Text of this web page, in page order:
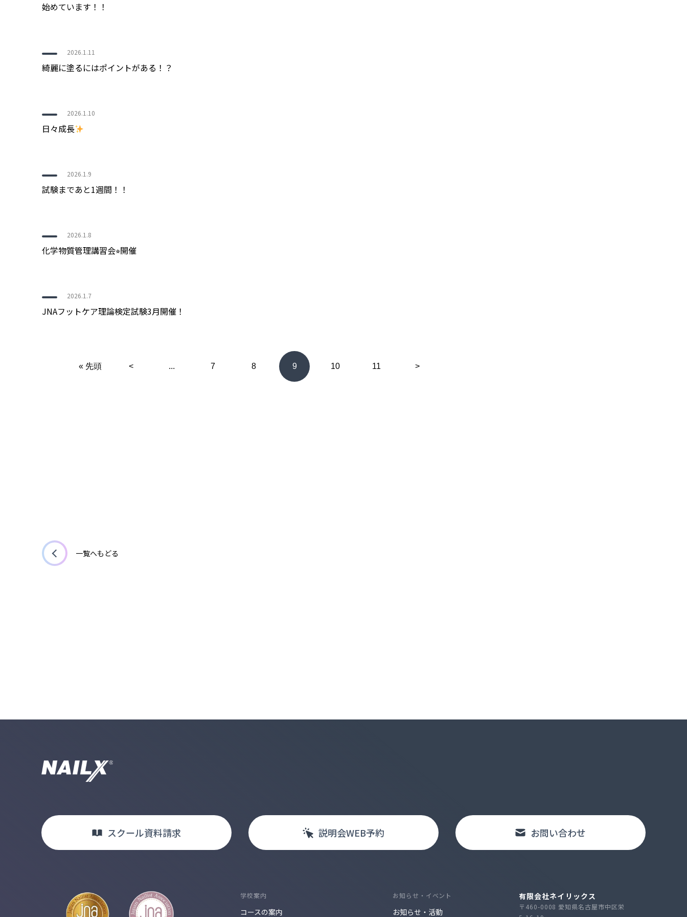
始めています！！
2026.1.11
綺麗に塗るにはポイントがある！？
2026.1.10
日々成長
2026.1.9
試験まであと1週間！！
2026.1.8
化学物質管理講習会⭐︎開催
2026.1.7
JNAフットケア理論検定試験3月開催！
« 先頭 < ... 7 8 9 10 11 >
一覧へもどる
スクール資料請求 説明会WEB予約 お問い合わせ
学校案内
コースの案内
お知らせ・イベント
お知らせ・活動
有限会社ネイリックス
〒460-0008 愛知県名古屋市中区栄